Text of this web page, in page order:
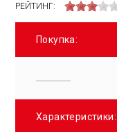
РЕЙТИНГ:
Покупка:
Характеристики: